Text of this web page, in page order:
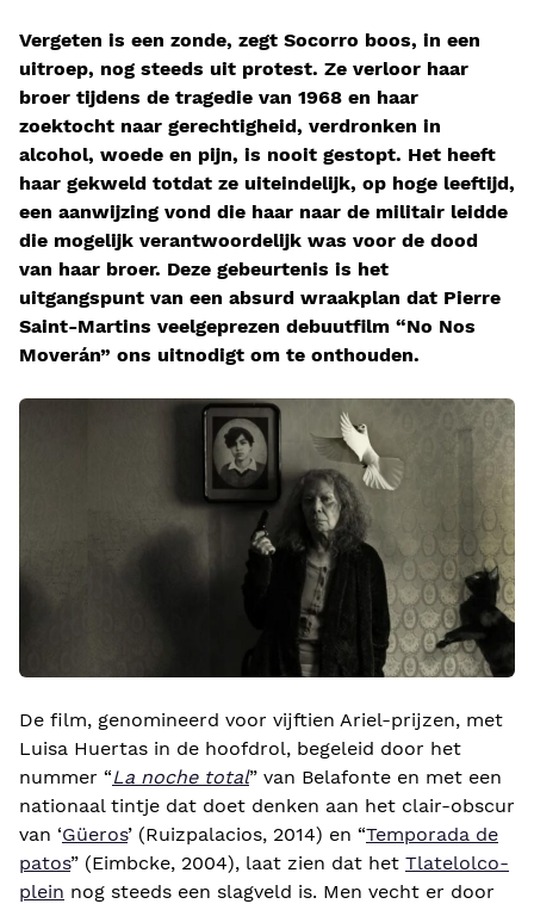
Vergeten is een zonde, zegt Socorro boos, in een
uitroep, nog steeds uit protest. Ze verloor haar
broer tijdens de tragedie van 1968 en haar
zoektocht naar gerechtigheid, verdronken in
alcohol, woede en pijn, is nooit gestopt. Het heeft
haar gekweld totdat ze uiteindelijk, op hoge leeftijd,
een aanwijzing vond die haar naar de militair leidde
die mogelijk verantwoordelijk was voor de dood
van haar broer. Deze gebeurtenis is het
uitgangspunt van een absurd wraakplan dat Pierre
Saint-Martins veelgeprezen debuutfilm “No Nos
Moverán” ons uitnodigt om te onthouden.
De film, genomineerd voor vijftien Ariel-prijzen, met
Luisa Huertas in de hoofdrol, begeleid door het
nummer “La noche total” van Belafonte en met een
nationaal tintje dat doet denken aan het clair-obscur
van ‘Güeros’ (Ruizpalacios, 2014) en “Temporada de
patos” (Eimbcke, 2004), laat zien dat het Tlatelolco-
plein nog steeds een slagveld is. Men vecht er door